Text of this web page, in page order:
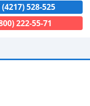
528-525
222-55-71